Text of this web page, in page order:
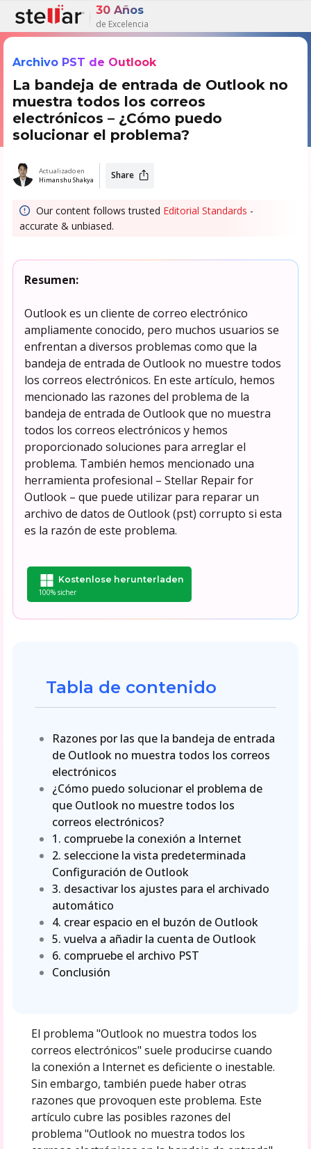
30 Años
de Excelencia
Archivo PST de Outlook
La bandeja de entrada de Outlook no
muestra todos los correos
electrónicos – ¿Cómo puedo
solucionar el problema?
Actualizado en
Himanshu Shakya Share
Our content follows trusted Editorial Standards -
accurate & unbiased.
Resumen:
Outlook es un cliente de correo electrónico
ampliamente conocido, pero muchos usuarios se
enfrentan a diversos problemas como que la
bandeja de entrada de Outlook no muestre todos
los correos electrónicos. En este artículo, hemos
mencionado las razones del problema de la
bandeja de entrada de Outlook que no muestra
todos los correos electrónicos y hemos
proporcionado soluciones para arreglar el
problema. También hemos mencionado una
herramienta profesional – Stellar Repair for
Outlook – que puede utilizar para reparar un
archivo de datos de Outlook (pst) corrupto si esta
es la razón de este problema.
Kostenlose herunterladen
100% sicher
Tabla de contenido
Razones por las que la bandeja de entrada
de Outlook no muestra todos los correos
electrónicos
¿Cómo puedo solucionar el problema de
que Outlook no muestre todos los
correos electrónicos?
1. compruebe la conexión a Internet
2. seleccione la vista predeterminada
Configuración de Outlook
3. desactivar los ajustes para el archivado
automático
4. crear espacio en el buzón de Outlook
5. vuelva a añadir la cuenta de Outlook
6. compruebe el archivo PST
Conclusión
El problema "Outlook no muestra todos los
correos electrónicos" suele producirse cuando
la conexión a Internet es deficiente o inestable.
Sin embargo, también puede haber otras
razones que provoquen este problema. Este
artículo cubre las posibles razones del
problema "Outlook no muestra todos los